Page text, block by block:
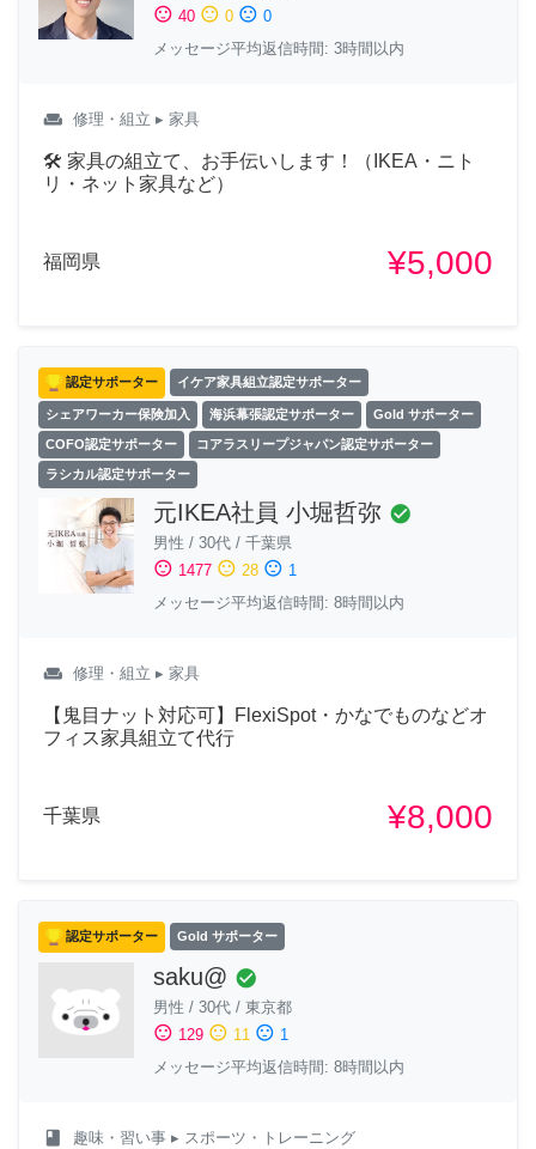
sentiment_satisfied 40 sentiment_neutral 0 sentiment_dissatisfied 0
メッセージ平均返信時間: 3時間以内
weekend 修理・組立 ▸ 家具
🛠 家具の組立て、お手伝いします！（IKEA・ニト
リ・ネット家具など）
福岡県 ¥5,000
認定サポーター イケア家具組立認定サポーター
シェアワーカー保険加入 海浜幕張認定サポーター Gold サポーター
COFO認定サポーター コアラスリープジャパン認定サポーター
ラシカル認定サポーター
元IKEA社員 小堀哲弥 check_circle
男性 / 30代 / 千葉県
sentiment_satisfied 1477 sentiment_neutral 28 sentiment_dissatisfied 1
メッセージ平均返信時間: 8時間以内
weekend 修理・組立 ▸ 家具
【鬼目ナット対応可】FlexiSpot・かなでものなどオ
フィス家具組立て代行
千葉県 ¥8,000
認定サポーター Gold サポーター
saku@ check_circle
男性 / 30代 / 東京都
sentiment_satisfied 129 sentiment_neutral 11 sentiment_dissatisfied 1
メッセージ平均返信時間: 8時間以内
class 趣味・習い事 ▸ スポーツ・トレーニング